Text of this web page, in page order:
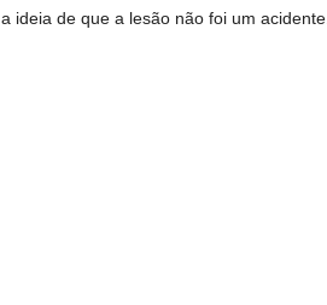
a ideia de que a lesão não foi um acidente.